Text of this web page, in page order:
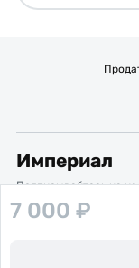
7 000 ₽
Империал
Подписывайтесь на
Вакансии